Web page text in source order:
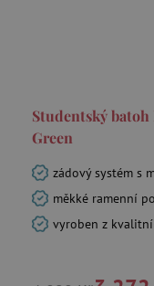
Studentský batoh
Green
zádový systém s
měkké ramenní
vyroben z